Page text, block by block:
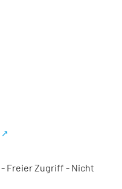
Freier Zugriff - Nicht